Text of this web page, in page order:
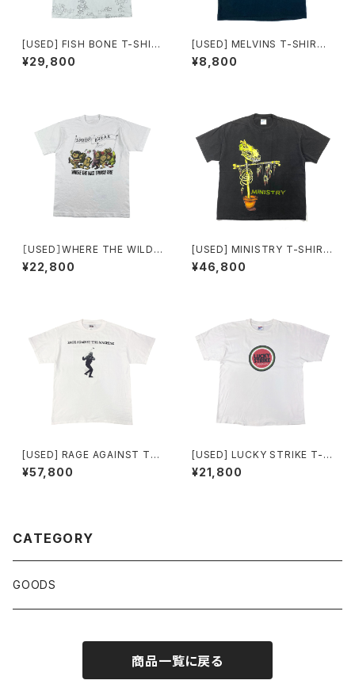
[USED] FISH BONE T-SHIR
T PUSHEAD DESIGN
¥29,800
[USED] MELVINS T-SHIRT
PUNCH YOU
¥8,800
［USED］WHERE THE WILD
THINGS ARE T-SHIRT
¥22,800
[USED] MINISTRY T-SHIRT
SCARECROW
¥46,800
[USED] RAGE AGAINST TH
E MACHINE T-SHIRT
¥57,800
[USED] LUCKY STRIKE T-S
HIRT ORIGINAL
¥21,800
CATEGORY
GOODS
商品一覧に戻る